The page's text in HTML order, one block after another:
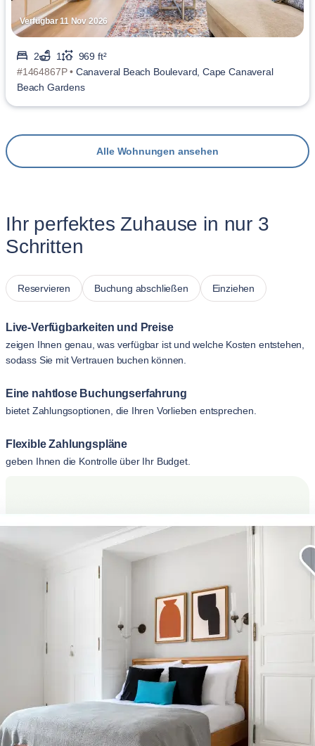
Verfügbar 11 Nov 2026
2 1
969 ft²
#1464867P • Canaveral Beach Boulevard, Cape Canaveral
Beach Gardens
Alle Wohnungen ansehen
Ihr perfektes Zuhause in nur 3
Schritten
Reservieren Buchung abschließen Einziehen
Live-Verfügbarkeiten und Preise
zeigen Ihnen genau, was verfügbar ist und welche Kosten entstehen,
sodass Sie mit Vertrauen buchen können.
Eine nahtlose Buchungserfahrung
bietet Zahlungsoptionen, die Ihren Vorlieben entsprechen.
Flexible Zahlungspläne
geben Ihnen die Kontrolle über Ihr Budget.